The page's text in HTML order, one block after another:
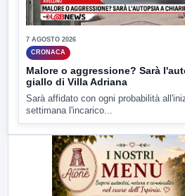
7 AGOSTO 2026
CRONACA
Malore o aggressione? Sarà
giallo di Villa Adriana
Sarà affidato con ogni probabilità
settimana l'incarico...